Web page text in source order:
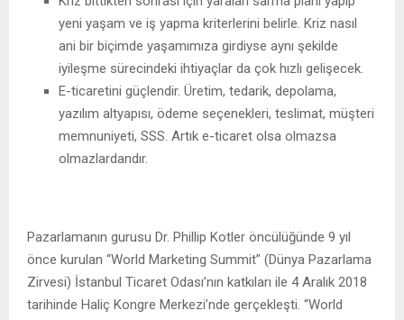
yeni yaşam ve iş yapma kriterlerini belirle. Kriz nasıl
ani bir biçimde yaşamımıza girdiyse aynı şekilde
iyileşme sürecindeki ihtiyaçlar da çok hızlı gelişecek.
E-ticaretini güçlendir. Üretim, tedarik, depolama,
yazılım altyapısı, ödeme seçenekleri, teslimat, müşteri
memnuniyeti, SSS. Artık e-ticaret olsa olmazsa
olmazlardandır.
Pazarlamanın gurusu Dr. Phillip Kotler öncülüğünde 9 yıl
önce kurulan “World Marketing Summit” (Dünya Pazarlama
Zirvesi) İstanbul Ticaret Odası’nın katkıları ile 4 Aralık 2018
tarihinde Haliç Kongre Merkezi’nde gerçekleşti. “World